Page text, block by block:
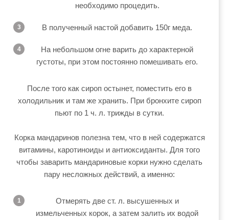
необходимо процедить.
В полученный настой добавить 150г меда.
На небольшом огне варить до характерной
густоты, при этом постоянно помешивать его.
После того как сироп остынет, поместить его в
холодильник и там же хранить. При бронхите сироп
пьют по 1 ч. л. трижды в сутки.
Корка мандаринов полезна тем, что в ней содержатся
витамины, каротиноиды и антиоксиданты. Для того
чтобы заварить мандариновые корки нужно сделать
пару несложных действий, а именно:
Отмерять две ст. л. высушенных и
измельченных корок, а затем залить их водой